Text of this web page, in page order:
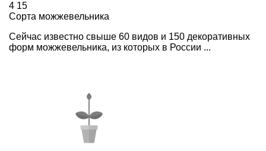
4 15
Сорта можжевельника
Сейчас известно свыше 60 видов и 150 декоративных
форм можжевельника, из которых в России ...